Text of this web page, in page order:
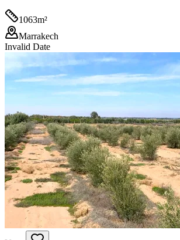
1063m²
Marrakech
Invalid Date